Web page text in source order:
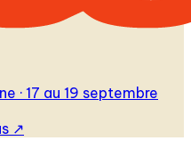
· 17 au 19 septembre
↗